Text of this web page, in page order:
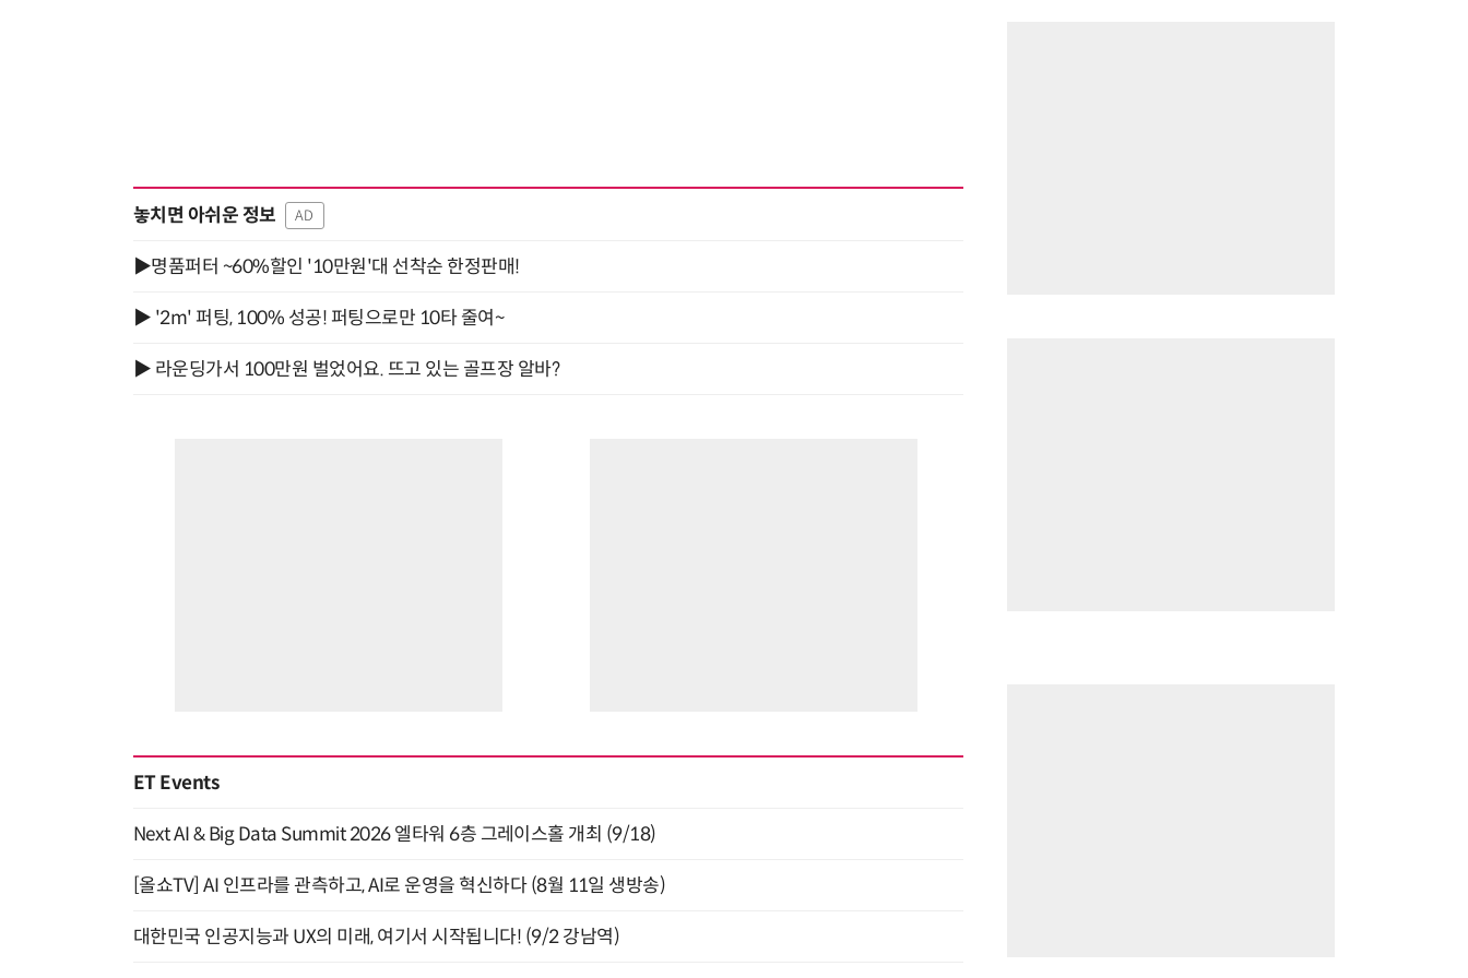
놓치면 아쉬운 정보 AD
▶명품퍼터 ~60%할인 '10만원'대 선착순 한정판매!
▶ '2m' 퍼팅, 100% 성공! 퍼팅으로만 10타 줄여~
▶ 라운딩가서 100만원 벌었어요. 뜨고 있는 골프장 알바?
ET Events
Next AI & Big Data Summit 2026 엘타워 6층 그레이스홀 개최 (9/18)
[올쇼TV] AI 인프라를 관측하고, AI로 운영을 혁신하다 (8월 11일 생방송)
대한민국 인공지능과 UX의 미래, 여기서 시작됩니다! (9/2 강남역)